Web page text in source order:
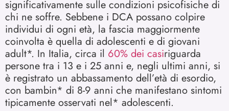
significativamente sulle condizioni psicofisiche di
chi ne soffre. Sebbene i DCA possano colpire
individui di ogni età, la fascia maggiormente
coinvolta è quella di adolescenti e di giovani
adult*. In Italia, circa il 60% dei casiriguarda
persone tra i 13 e i 25 anni e, negli ultimi anni, si
è registrato un abbassamento dell’età di esordio,
con bambin* di 8-9 anni che manifestano sintomi
tipicamente osservati nel* adolescenti.